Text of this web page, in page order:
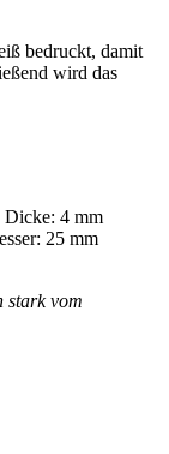
bedruckt, damit
wird das
Dicke: 4 mm
25 mm
stark vom